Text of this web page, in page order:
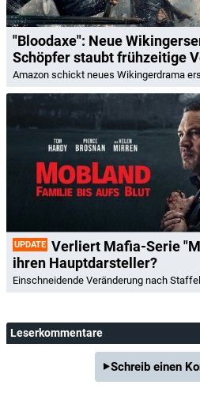
"Bloodaxe": Neue
Schöpfer staubt frühzeitige
Amazon schickt neues Wikingerdrama
UPDATE Verliert Mafia-Serie
ihren Hauptdarsteller?
Einschneidende Veränderung nach
Leserkommentare
Schreib einen